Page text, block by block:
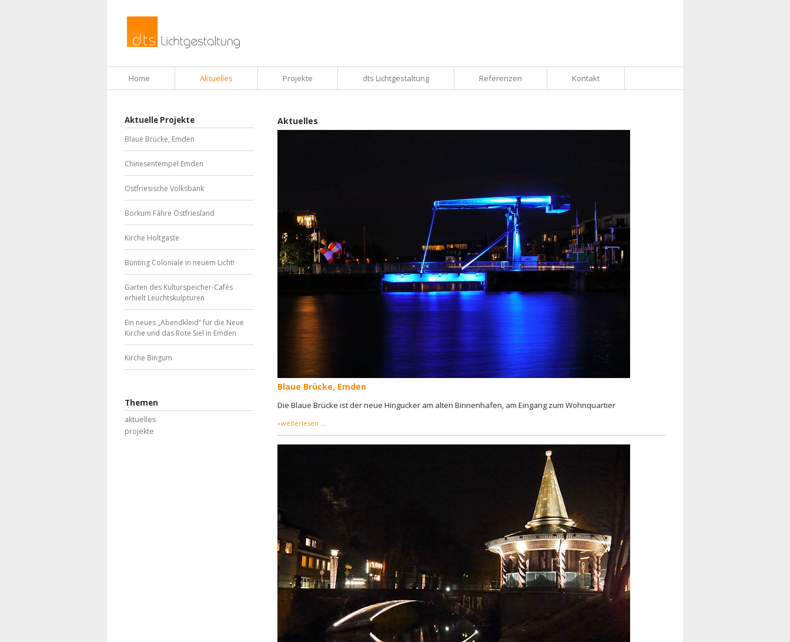
Home Aktuelles Projekte dts Lichtgestaltung Referenzen Kontakt
Aktuelles
Blaue Brücke, Emden
Die Blaue Brücke ist der neue Hingucker am alten Binnenhafen, am Eingang zum Wohnquartier
»weiterlesen ...
Aktuelle Projekte
Blaue Brücke, Emden
Chinesentempel Emden
Ostfriesische Volksbank
Borkum Fähre Ostfriesland
Kirche Holtgaste
Bünting Coloniale in neuem Licht!
Garten des Kulturspeicher-Cafés
erhielt Leuchtskulpturen
Ein neues „Abendkleid“ für die Neue
Kirche und das Rote Siel in Emden
Kirche Bingum
Themen
aktuelles
projekte